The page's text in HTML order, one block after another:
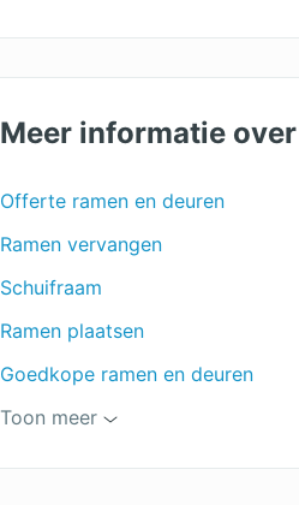
Meer informatie over
Offerte ramen en deuren
Ramen vervangen
Schuifraam
Ramen plaatsen
Goedkope ramen en deuren
Ramen op maat
Toon meer